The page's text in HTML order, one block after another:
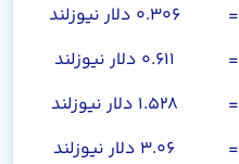
=
۰.۳۰۶ دلار نیوزلند
=
۰.۶۱۱ دلار نیوزلند
=
۱.۵۲۸ دلار نیوزلند
=
۳.۰۶ دلار نیوزلند